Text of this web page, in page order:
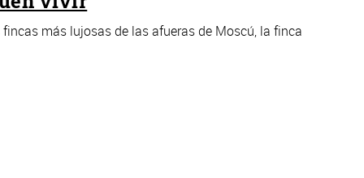
más lujosas de las afueras de Moscú, la finca